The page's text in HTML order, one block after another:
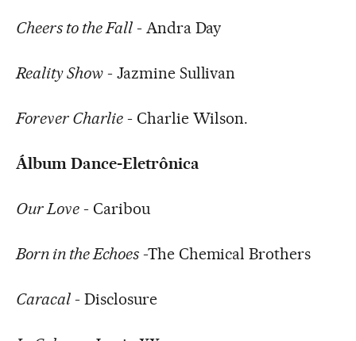
Cheers to the Fall- Andra Day
Reality Show- Jazmine Sullivan
Forever Charlie- Charlie Wilson.
Álbum Dance-Eletrônica
Our Love- Caribou
Born in the Echoes-The Chemical Brothers
Caracal- Disclosure